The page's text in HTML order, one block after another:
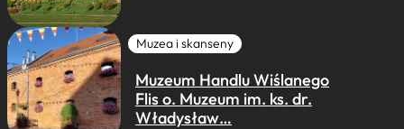
Muzea i skanseny
Muzeum Handlu Wiślanego
Flis o. Muzeum im. ks. dr.
Władysław…